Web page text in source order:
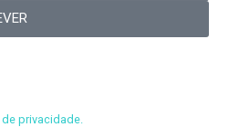
privacidade.